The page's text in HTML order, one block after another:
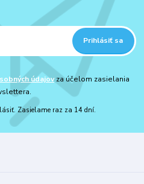
Prihlásiť sa
údajovza účelom zasielania
Zasielame raz za 14 dní.